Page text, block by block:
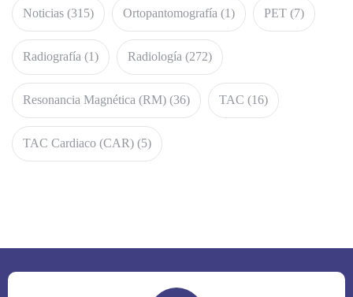
Noticias (315) Ortopantomografía (1) PET (7)
Radiografía (1) Radiología (272)
Resonancia Magnética (RM) (36) TAC (16)
TAC Cardiaco (CAR) (5)